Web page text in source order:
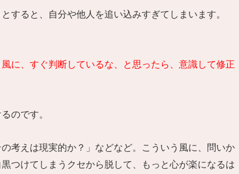
すると、自分や他人を追い込みすぎてしまいます。
に、すぐ判断しているな、と思ったら、意識して修正
のです。
考えは現実的か？」などなど。こういう風に、問いか
つけてしまうクセから脱して、もっと心が楽になるは